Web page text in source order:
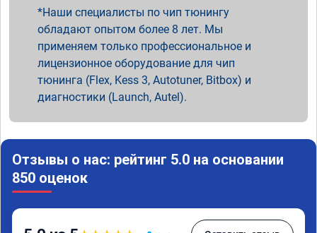
Наши специалисты по чип тюнингу
обладают опытом более 8 лет. Мы
применяем только профессиональное и
лицензионное оборудование для чип
тюнинга (Flex, Kess 3, Autotuner, Bitbox) и
диагностики (Launch, Autel).
Отзывы о нас: рейтинг 5.0 на основании
850 оценок